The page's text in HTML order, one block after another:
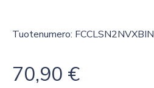
Tuotenumero: FCCLSN2NVXBIN
70,90 €